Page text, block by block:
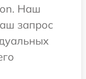
Наш
запрос